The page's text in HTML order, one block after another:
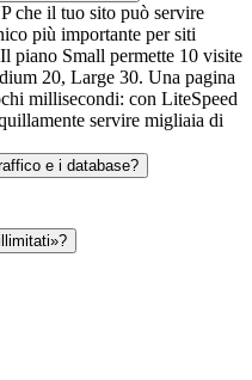
che il tuo sito può servire
più importante per siti
piano Small permette 10 visite
20, Large 30. Una pagina
millisecondi: con LiteSpeed
servire migliaia di
e i database?